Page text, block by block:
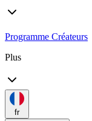
Programme Créateurs
Plus
fr